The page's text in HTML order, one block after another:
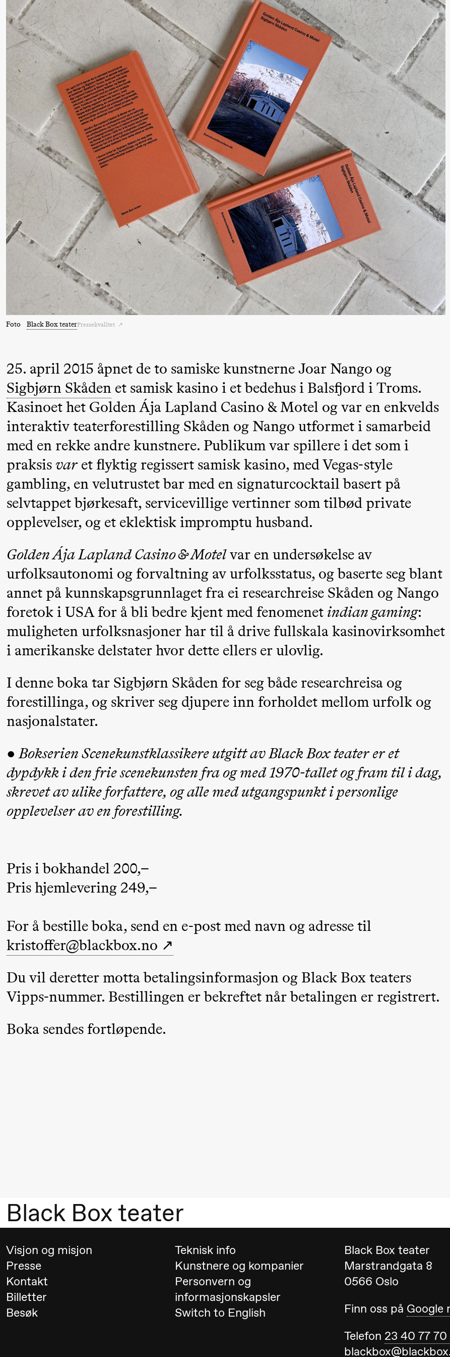
Roll og
Mohamed
Mohamed
Male
Fantasies
Lørdag 22. august
19.00 Pia Maria
Roll og
Mohamed
Mohamed
Male
Fantasies
Lille scene (Black Box teater)
Torsdag 27. august
19.00
Pia Maria
Roll og
Mohamed
Mohamed
Fantasies
Lille scene (Black Box teater)
Fredag 28. august
19.00 Pia Maria
Roll og
Mohamed
Mohamed
Male
Fantasies
Lille scene (Black Box teater)
21.00
Boglárka
Börcsök &
Andreas
Bolm
SUBJOYRIDE
Store scene (Black Box teater)
Lørdag 29. august
19.00 Pia Maria
Roll og
Mohamed
Mohamed
Male
Lille scene (Black Box teater)
21.00 Boglárka
Börcsök &
Andreas
Bolm
Store scene (Black Box teater)
Lørdag 12. september
19.00 Yuri
Oslo
Sinfonietta /​
Ivar Furre
Aam
crypt_ –
Animeopera
av Yuri
Umemoto
Lørdag 19. september
18.00 Pinquins
& Kjersti
Eriksen
Store scene (Black Box teater)
20.–29. august 2026
❶ Premiere
Pia Maria Roll og
28.–29. august 2026
Boglárka Börcsök
& Andreas Bolm
Black Box teater
Foto Black Box teaterPressekvalitet
25. april 2015 åpnet de to samiske kunstnerne Joar Nango og
Sigbjørn Skåden et samisk kasino i et bedehus i Balsfjord i Troms.
Kasinoet het Golden Ája Lapland Casino & Motel og var en enkvelds
interaktiv teaterforestilling Skåden og Nango utformet i samarbeid
med en rekke andre kunstnere. Publikum var spillere i det som i
praksis varet flyktig regissert samisk kasino, med Vegas-style
gambling, en velutrustet bar med en signaturcocktail basert på
selvtappet bjørkesaft, servicevillige vertinner som tilbød private
opplevelser, og et eklektisk impromptu husband.
Golden Ája Lapland Casino & Motelvar en undersøkelse av
urfolksautonomi og forvaltning av urfolksstatus, og baserte seg blant
annet på kunnskapsgrunnlaget fra ei researchreise Skåden og Nango
foretok i USA for å bli bedre kjent med fenomenet indian gaming:
muligheten urfolksnasjoner har til å drive fullskala kasinovirksomhet
i amerikanske delstater hvor dette ellers er ulovlig.
I denne boka tar Sigbjørn Skåden for seg både researchreisa og
forestillinga, og skriver seg djupere inn forholdet mellom urfolk og
nasjonalstater.
● Bokserien Scenekunstklassikere utgitt av Black Box teater er et
dypdykk i den frie scenekunsten fra og med 1970-tallet og fram til i dag,
skrevet av ulike forfattere, og alle med utgangspunkt i personlige
opplevelser av en forestilling.
Pris i bokhandel 200,–
Pris hjemlevering 249,–
For å bestille boka, send en e-post med navn og adresse til
kristoffer@blackbox.no
Du vil deretter motta betalingsinformasjon og Black Box teaters
Vipps-nummer. Bestillingen er bekreftet når betalingen er registrert.
Boka sendes fortløpende.
Visjon og misjon
Presse
Kontakt
Billetter
Besøk
Teknisk info
Kunstnere og kompanier
Personvern og
informasjonskapsler
Switch to English
Black Box teater
Marstrandgata 8
0566 Oslo
Finn oss på Google
Telefon 23 40 77 70